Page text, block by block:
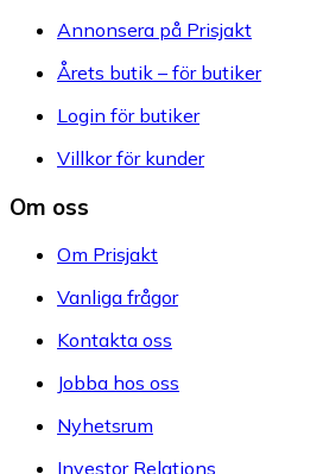
Annonsera på Prisjakt
Årets butik – för butiker
Login för butiker
Villkor för kunder
Om oss
Om Prisjakt
Vanliga frågor
Kontakta oss
Jobba hos oss
Nyhetsrum
Investor Relations